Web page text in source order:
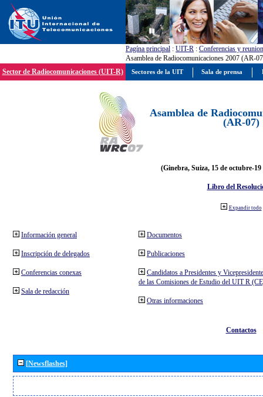
Pagína principal : UIT-R : Conferencias y
Asamblea de Radiocomunicaciones 2007 (AR-
Sector de Radiocomunicaciones (UIT-R)
Asamblea de
(AR-07)
(Ginebra, Suiza, 15 de octubre-19
Libro del
Expandir todo
Información general
Inscripción de delegados
Conferencias conexas
Sala de redacción
Documentos
Publicaciones
Candidatos a Presidentes y
de las Comisiones de Estudio del UIT R
Otras informaciones
Contactos
[Newsflashes]
Sectores de la UIT Sala de prensa